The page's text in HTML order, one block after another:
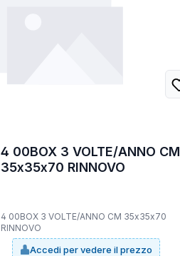
4 00BOX 3 VOLTE/ANNO CM
35x35x70 RINNOVO
4 00BOX 3 VOLTE/ANNO CM 35x35x70
RINNOVO
Accedi per vedere il prezzo